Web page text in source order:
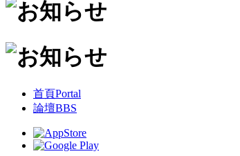
首頁Portal
論壇BBS